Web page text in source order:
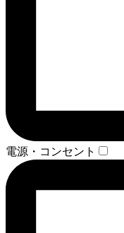
電源・コンセント